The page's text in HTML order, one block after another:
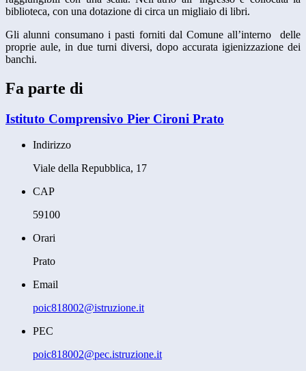
biblioteca, con una dotazione di circa un migliaio di libri.
Gli alunni consumano i pasti forniti dal Comune all’interno delle
proprie aule, in due turni diversi, dopo accurata igienizzazione dei
banchi.
Fa parte di
Istituto Comprensivo Pier Cironi Prato
Indirizzo
Viale della Repubblica, 17
CAP
59100
Orari
Prato
Email
poic818002@istruzione.it
PEC
poic818002@pec.istruzione.it